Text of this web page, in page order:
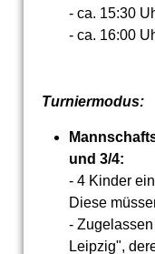
- ca. 15:30
- ca. 16:00
Turniermodus:
und 3/4:
- 4 Kinder
Diese
-
Leipzig",